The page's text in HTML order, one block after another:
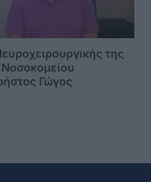
Νοσοκομείου
Γώγος